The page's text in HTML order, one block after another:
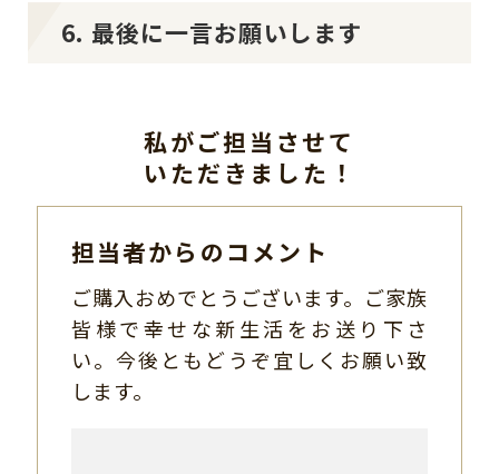
6. 最後に一言お願いします
私がご担当させて
いただきました！
担当者からのコメント
ご購入おめでとうございます。ご家族
皆様で幸せな新生活をお送り下さ
い。今後ともどうぞ宜しくお願い致
します。